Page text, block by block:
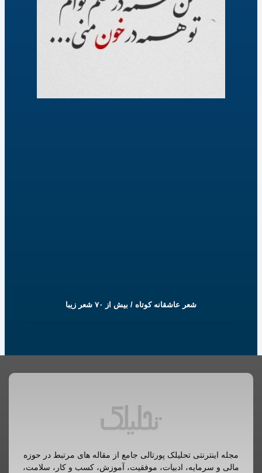
شعر عاشقانه کوتاه / بیش از ۷۰ شعر زیبا
مجله اینترنتی تحلیلک پورتالی جامع از مقاله های مرتبط در حوزه
مالی و سرمایه، ادبیات، موفقیت، آموزش، کسب و کار، سلامت،